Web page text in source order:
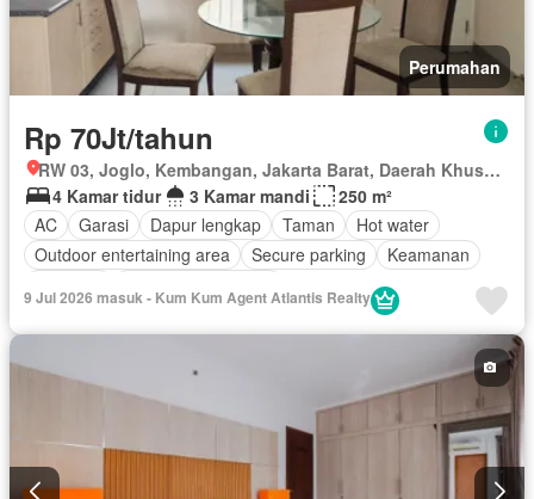
Perumahan
Rp 70Jt/tahun
RW 03, Joglo, Kembangan, Jakarta Barat, Daerah Khusus Ibukota Jakarta
4 Kamar tidur
3 Kamar mandi
250 m²
AC
Garasi Dapur lengkap Taman
Hot water
Outdoor entertaining area
Secure parking
Keamanan
9 Jul 2026 masuk - Kum Kum Agent Atlantis Realty